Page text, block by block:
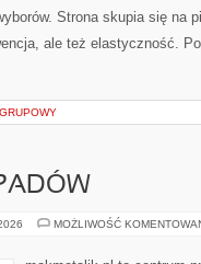
Strona skupia się na
ale też elastyczność.
MOŻLIWOŚĆ